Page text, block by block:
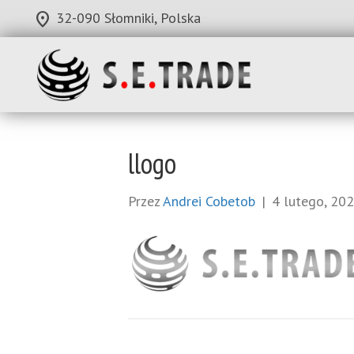
location_on 32-090 Słomniki, Polska
llogo
PrzezAndrei Cobetob | 4 lutego,